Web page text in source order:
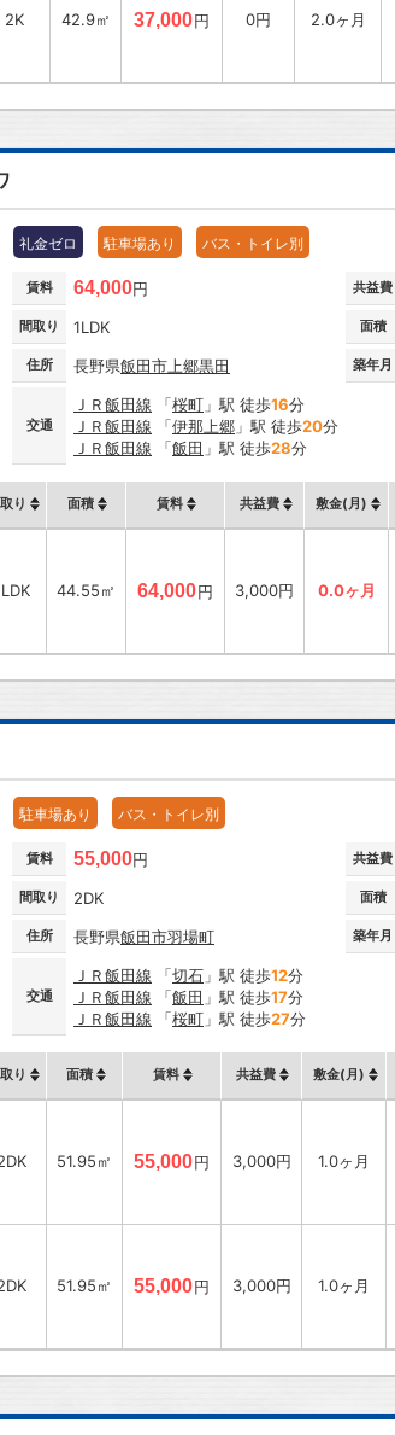
2K 42.9㎡ 37,000円 0円 2.0ヶ月
礼金ゼロ 駐車場あり バス・トイレ別
賃料 64,000円 共益費
間取り 1LDK 面積
住所 長野県飯田市 上郷黒田 築年月
交通
ＪＲ飯田線 「桜町 」駅 徒歩16分
ＪＲ飯田線 「伊那上郷 」駅 徒歩20分
ＪＲ飯田線 「飯田 」駅 徒歩28分
り 面積 賃料 共益費 敷金(月)
44.55㎡ 64,000円 3,000円 0.0ヶ月
駐車場あり バス・トイレ別
賃料 55,000円 共益費
間取り 2DK 面積
住所 長野県飯田市羽場町 築年月
交通
ＪＲ飯田線 「切石 」駅 徒歩12分
ＪＲ飯田線 「飯田 」駅 徒歩17分
ＪＲ飯田線 「桜町 」駅 徒歩27分
り 面積 賃料 共益費 敷金(月)
51.95㎡ 55,000円 3,000円 1.0ヶ月
51.95㎡ 55,000円 3,000円 1.0ヶ月